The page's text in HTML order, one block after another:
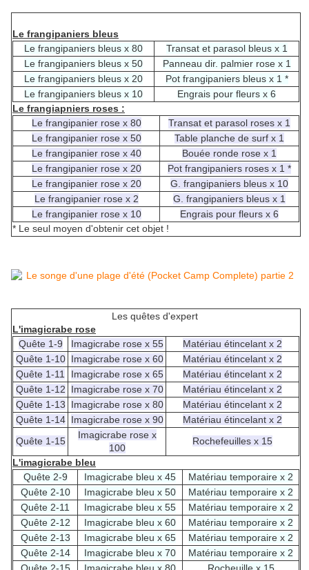
Le frangipaniers bleus
Le frangipaniers bleus x 80
Transat et parasol bleus x 1
Le frangipaniers bleus x 50
Panneau dir. palmier rose x 1
Le frangipaniers bleus x 20
Pot frangipaniers bleus x 1 *
Le frangipaniers bleus x 10
Engrais pour fleurs x 6
Le frangiapniers roses :
Le frangipanier rose x 80
Transat et parasol roses x 1
Le frangipanier rose x 50
Table planche de surf x 1
Le frangipanier rose x 40
Bouée ronde rose x 1
Le frangipanier rose x 20
Pot frangipaniers roses x 1 *
Le frangipanier rose x 20
G. frangipaniers bleus x 10
Le frangipanier rose x 2
G. frangipaniers bleus x 1
Le frangipanier rose x 10
Engrais pour fleurs x 6
* Le seul moyen d'obtenir cet objet !
Les quêtes d'expert
L'imagicrabe rose
Quête 1-9
Imagicrabe rose x 55
Matériau étincelant x 2
Quête 1-10 Imagicrabe rose x 60
Matériau étincelant x 2
Quête 1-11
Imagicrabe rose x 65
Matériau étincelant x 2
Quête 1-12
Imagicrabe rose x 70
Matériau étincelant x 2
Quête 1-13
Imagicrabe rose x 80
Matériau étincelant x 2
Quête 1-14 Imagicrabe rose x 90
Matériau étincelant x 2
Quête 1-15
Imagicrabe rose x
100
Rochefeuilles x 15
L'imagicrabe bleu
Quête 2-9
Imagicrabe bleu x 45
Matériau temporaire x 2
Quête 2-10
Imagicrabe bleu x 50
Matériau temporaire x 2
Quête 2-11
Imagicrabe bleu x 55
Matériau temporaire x 2
Quête 2-12
Imagicrabe bleu x 60
Matériau temporaire x 2
Quête 2-13
Imagicrabe bleu x 65
Matériau temporaire x 2
Quête 2-14
Imagicrabe bleu x 70
Matériau temporaire x 2